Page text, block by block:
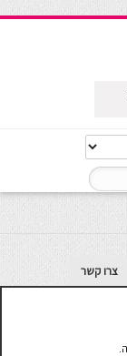
צרו קשר